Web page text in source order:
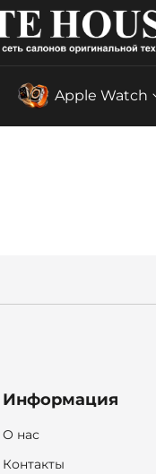
Apple Watch
Информация
О нас
Контакты